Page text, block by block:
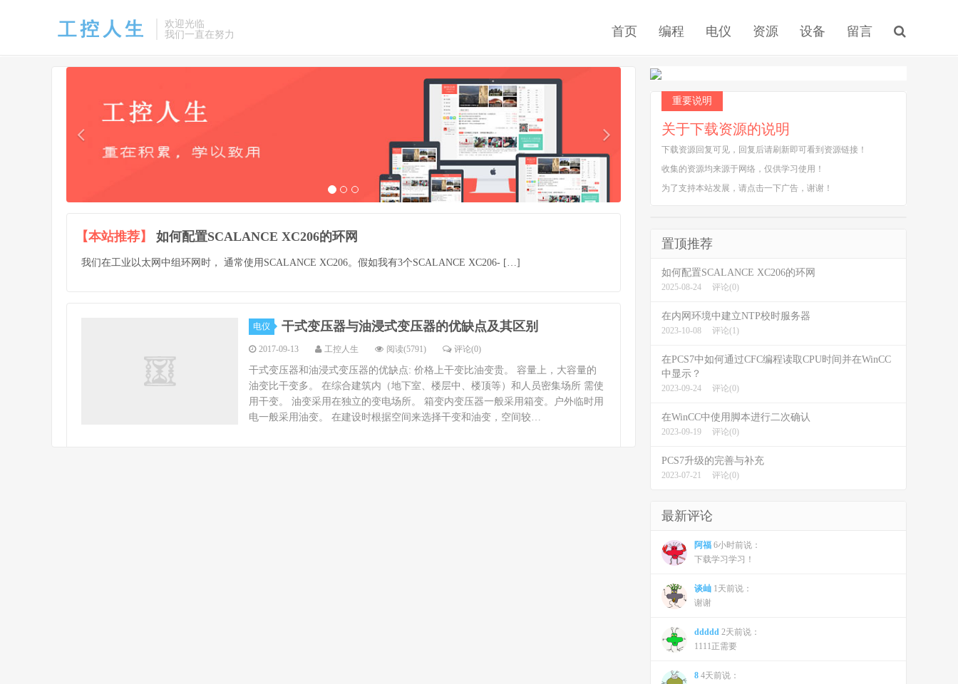
欢迎光临
我们一直在努力
首页 编程 电仪 资源 设备 留言
【本站推荐】 如何配置SCALANCE XC206的环网
我们在工业以太网中组环网时， 通常使用SCALANCE XC206。假如我有3个SCALANCE XC206- […]
电仪 干式变压器与油浸式变压器的优缺点及其区别
2017-09-13 工控人生 阅读(5791) 评论(0)
干式变压器和油浸式变压器的优缺点: 价格上干变比油变贵。 容量上，大容量的
油变比干变多。 在综合建筑内（地下室、楼层中、楼顶等）和人员密集场所 需使
用干变。 油变采用在独立的变电场所。 箱变内变压器一般采用箱变。户外临时用
电一般采用油变。 在建设时根据空间来选择干变和油变，空间较…
重要说明
关于下载资源的说明
下载资源回复可见，回复后请刷新即可看到资源链接！
收集的资源均来源于网络，仅供学习使用！
为了支持本站发展，请点击一下广告，谢谢！
置顶推荐
如何配置SCALANCE XC206的环网
2025-08-24 评论(0)
在内网环境中建立NTP校时服务器
2023-10-08 评论(1)
在PCS7中如何通过CFC编程读取CPU时间并在WinCC
中显示？
2023-09-24 评论(0)
在WinCC中使用脚本进行二次确认
2023-09-19 评论(0)
PCS7升级的完善与补充
2023-07-21 评论(0)
最新评论
阿福 6小时前说：
下载学习学习！
谈屾 1天前说：
谢谢
ddddd 2天前说：
1111正需要
8 4天前说：